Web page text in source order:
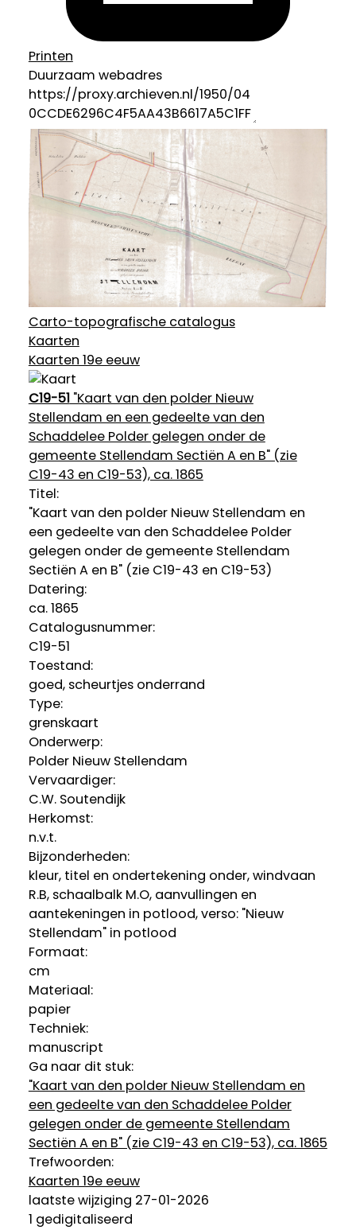
Printen
Duurzaam webadres
Carto-topografische catalogus
Kaarten
Kaarten 19e eeuw
C19-51"Kaart van den polder Nieuw
Stellendam en een gedeelte van den
Schaddelee Polder gelegen onder de
gemeente Stellendam Sectiën A en B" (zie
C19-43 en C19-53), ca. 1865
Titel:
"Kaart van den polder Nieuw Stellendam en
een gedeelte van den Schaddelee Polder
gelegen onder de gemeente Stellendam
Sectiën A en B" (zie C19-43 en C19-53)
Datering:
ca. 1865
Catalogusnummer:
C19-51
Toestand:
goed, scheurtjes onderrand
Type:
grenskaart
Onderwerp:
Polder Nieuw Stellendam
Vervaardiger:
C.W. Soutendijk
Herkomst:
n.v.t.
Bijzonderheden:
kleur, titel en ondertekening onder, windvaan
R.B, schaalbalk M.O, aanvullingen en
aantekeningen in potlood, verso: "Nieuw
Stellendam" in potlood
Formaat:
cm
Materiaal:
papier
Techniek:
manuscript
Ga naar dit stuk:
"Kaart van den polder Nieuw Stellendam en
een gedeelte van den Schaddelee Polder
gelegen onder de gemeente Stellendam
Sectiën A en B" (zie C19-43 en C19-53), ca. 1865
Trefwoorden:
Kaarten 19e eeuw
laatste wijziging 27-01-2026
1 gedigitaliseerd